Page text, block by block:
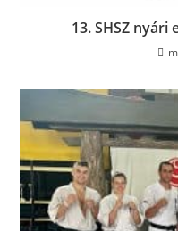
13. SHSZ